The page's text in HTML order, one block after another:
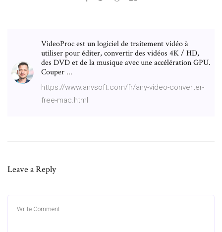
VideoProc est un logiciel de traitement vidéo à
utiliser pour éditer, convertir des vidéos 4K / HD,
des DVD et de la musique avec une accélération GPU.
Couper ...
https://www.anvsoft.com/fr/any-video-converter-
free-mac.html
Leave a Reply